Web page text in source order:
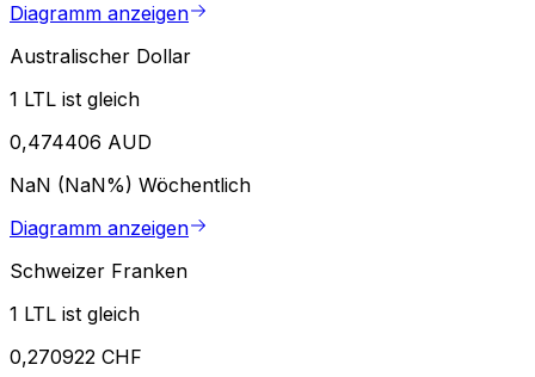
Diagramm anzeigen
Australischer Dollar
1 LTL ist gleich
0,474406 AUD
NaN (NaN%) Wöchentlich
Diagramm anzeigen
Schweizer Franken
1 LTL ist gleich
0,270922 CHF